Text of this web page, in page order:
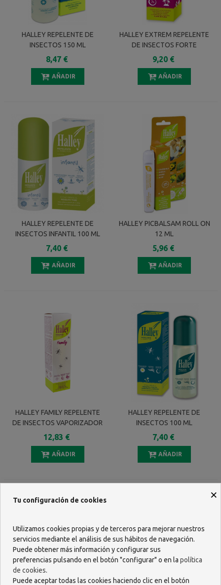
HALLEY REPELENTE DE
INSECTOS 150 ML
8,47 €
AÑADIR
HALLEY EXTREM REPELENTE
DE INSECTOS FORTE
VAPORIZADOR 100 ML
9,20 €
AÑADIR
HALLEY REPELENTE DE
INSECTOS INFANTIL 100 ML
7,40 €
AÑADIR
HALLEY PICBALSAM ROLL ON
12 ML
5,96 €
AÑADIR
HALLEY FAMILY REPELENTE
DE INSECTOS VAPORIZADOR
200 ML
12,83 €
AÑADIR
HALLEY REPELENTE DE
INSECTOS 100 ML
7,40 €
AÑADIR
×
Tu configuración de cookies
Utilizamos cookies propias y de terceros para mejorar nuestros
servicios mediante el análisis de sus hábitos de navegación.
Puede obtener más información y configurar sus
preferencias pulsando en el botón "configurar" o en la política
de cookies.
Puede aceptar todas las cookies haciendo clic en el botón